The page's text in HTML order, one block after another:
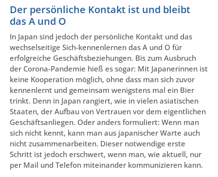
Der persönliche Kontakt ist und bleibt
das A und O
In Japan sind jedoch der persönliche Kontakt und das
wechselseitige Sich-kennenlernen das A und O für
erfolgreiche Geschäftsbeziehungen. Bis zum Ausbruch
der Corona-Pandemie hieß es sogar: Mit Japanerinnen ist
keine Kooperation möglich, ohne dass man sich zuvor
kennenlernt und gemeinsam wenigstens mal ein Bier
trinkt. Denn in Japan rangiert, wie in vielen asiatischen
Staaten, der Aufbau von Vertrauen vor dem eigentlichen
Geschäftsanliegen. Oder anders formuliert: Wenn man
sich nicht kennt, kann man aus japanischer Warte auch
nicht zusammenarbeiten. Dieser notwendige erste
Schritt ist jedoch erschwert, wenn man, wie aktuell, nur
per Mail und Telefon miteinander kommunizieren kann.